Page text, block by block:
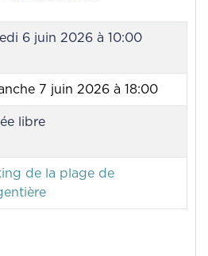
6 juin 2026 à 10:00
7 juin 2026 à 18:00
libre
de la plage de